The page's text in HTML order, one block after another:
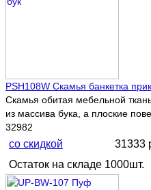
PSH108W Скамья банкетка
Скамья обитая мебельной
из массива бука, а плоские
32982
со скидкой
31333
Остаток на складе 1000шт.